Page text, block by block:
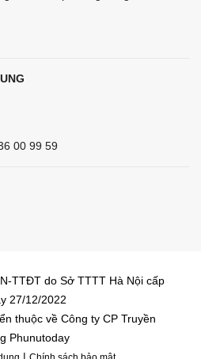
00 99 59
TTĐT do Sở TTTT Hà Nội cấp
27/12/2022
thuộc về Công ty CP Truyền
Phunutoday